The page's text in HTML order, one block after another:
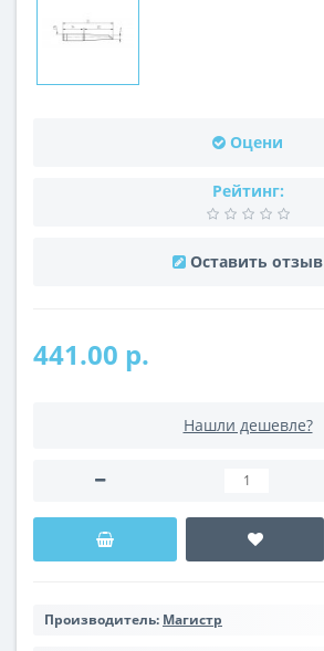
Оцени
Рейтинг:
Оставить отзыв
441.00 р.
Нашли дешевле?
Производитель: Магистр